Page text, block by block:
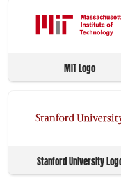
MIT Logo
Stanford University